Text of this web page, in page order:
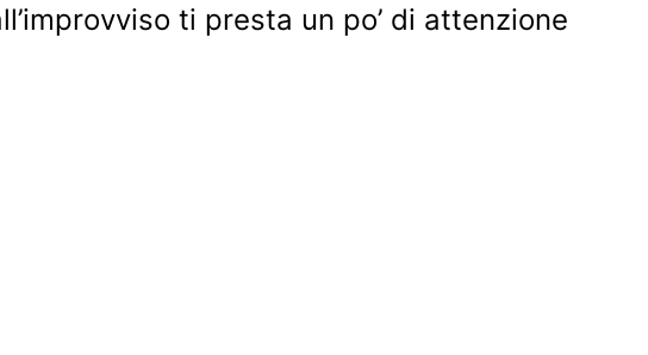
ti presta un po’ di attenzione